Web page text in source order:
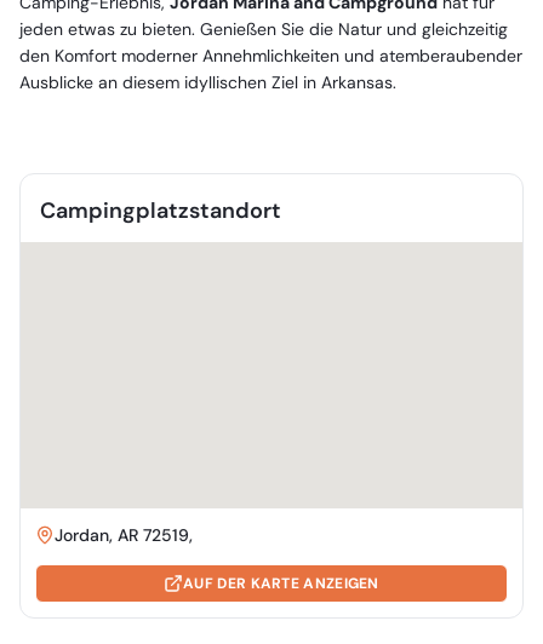
jeden etwas zu bieten. Genießen Sie die Natur und gleichzeitig
den Komfort moderner Annehmlichkeiten und atemberaubender
Ausblicke an diesem idyllischen Ziel in Arkansas.
Campingplatzstandort
Jordan, AR 72519,
AUF DER KARTE ANZEIGEN